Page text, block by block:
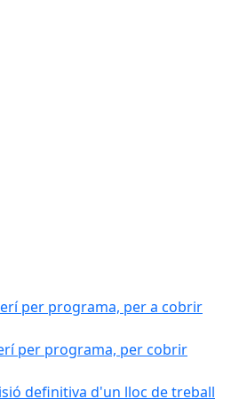
per programa, per a cobrir
per programa, per cobrir
definitiva d'un lloc de treball